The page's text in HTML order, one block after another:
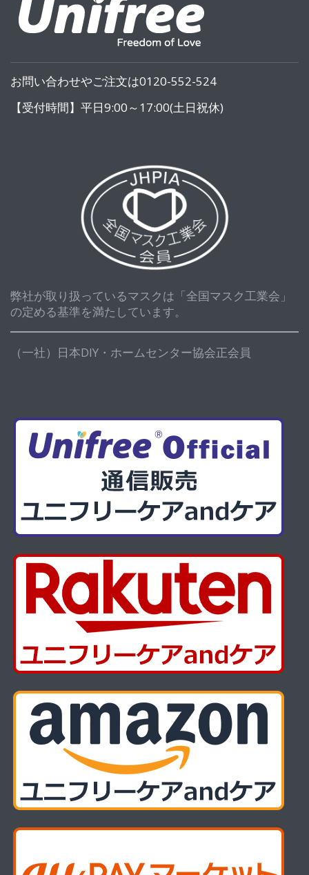
お問い合わせやご注文は0120-552-524
【受付時間】平日9:00～17:00(土日祝休)
弊社が取り扱っているマスクは「全国マスク工業会」
の定める基準を満たしています。
（一社）日本DIY・ホームセンター協会正会員